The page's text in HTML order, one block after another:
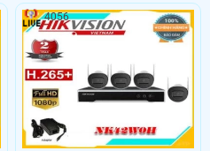
chăn. Camera hỗ trợ độ phẩn giải
2.0 Megapixel 1920x1080p,Hỗ trợ
quay xoay (góc xoay ngang: 340°,
góc xoay dọc: 55°),Khả năng đàm
thoại 2 chiều,tích hợp ke cắm thẻ
nhớ lên đến 256GB
4056